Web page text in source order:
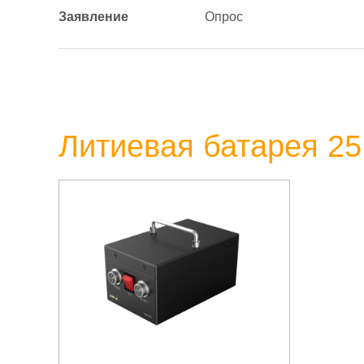
Заявление Опрос
Литиевая батарея